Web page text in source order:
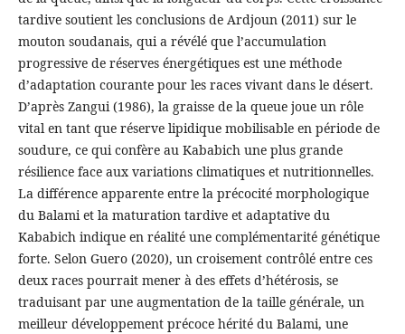
tardive soutient les conclusions de Ardjoun (2011) sur le
mouton soudanais, qui a révélé que l’accumulation
progressive de réserves énergétiques est une méthode
d’adaptation courante pour les races vivant dans le désert.
D’après Zangui (1986), la graisse de la queue joue un rôle
vital en tant que réserve lipidique mobilisable en période de
soudure, ce qui confère au Kababich une plus grande
résilience face aux variations climatiques et nutritionnelles.
La différence apparente entre la précocité morphologique
du Balami et la maturation tardive et adaptative du
Kababich indique en réalité une complémentarité génétique
forte. Selon Guero (2020), un croisement contrôlé entre ces
deux races pourrait mener à des effets d’hétérosis, se
traduisant par une augmentation de la taille générale, un
meilleur développement précoce hérité du Balami, une